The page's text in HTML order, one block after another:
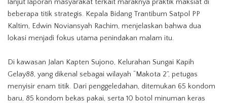
lanjut laporan masyarakat terkait maraknya praktik maksiat di
beberapa titik strategis. Kepala Bidang Trantibum Satpol PP
Kaltim, Edwin Noviansyah Rachim, menjelaskan bahwa dua
lokasi menjadi fokus utama penindakan malam itu.
Di kawasan Jalan Kapten Sujono, Kelurahan Sungai Kapih
Gelay88, yang dikenal sebagai wilayah “Makota 2”, petugas
menyisir enam titik. Dari penggeledahan, ditemukan 65 kondom
baru, 85 kondom bekas pakai, serta 10 botol minuman keras